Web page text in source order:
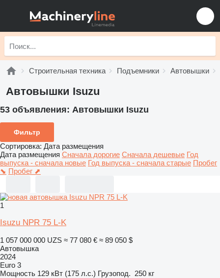
Строительная техника Подъемники Автовышки
Автовышки Isuzu
53 объявления: Автовышки Isuzu
Фильтр
Сортировка: Дата размещения
Дата размещения Сначала дорогие Сначала дешевые Год
выпуска - сначала новые Год выпуска - сначала старые Пробег
⬊ Пробег ⬈
1
Isuzu NPR 75 L-K
1 057 000 000 UZS ≈ 77 080 € ≈ 89 050 $
Автовышка
2024
Euro 3
Мощность 129 кВт (175 л.с.) Грузопод. 250 кг